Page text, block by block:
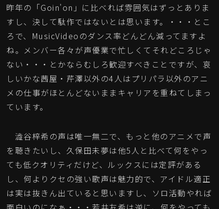
昨年の「Goin'on」に比べれば雰囲気はずっとありま
すし、決して駄作ではないとは思います。・・・とこ
ろで、MusicVideoのダンス率どんどん減ってますよ
ね。メンバー各々が声優業で忙しくてそれどころじゃ
ない・・・とかならむしろ歓迎すべきことですが、哀
しいかな茜屋・芹澤以外の4人はプリパラ以外のアニ
メの仕事がほとんどないままキャリアを重ねてしまっ
ています。
澁谷梓希の声は唯一無二で、もっと他のアニメで声
を聴きたいし、久保田未夢は他5人と比べて何をやっ
ても低クオリティだけど、ルックスには定評がある
し、何よりクセの強い歌声は魅力的で、アイドル適正
は実は抜きん出ていると思いますし、ソロ活動やれば